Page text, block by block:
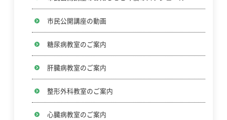
クレジットカードのご利用
コンシェルジュアプリについて
マイナンバーカードの健康保険証利用について
市民公開講座の動画
糖尿病教室のご案内
肝臓病教室のご案内
整形外科教室のご案内
心臓病教室のご案内